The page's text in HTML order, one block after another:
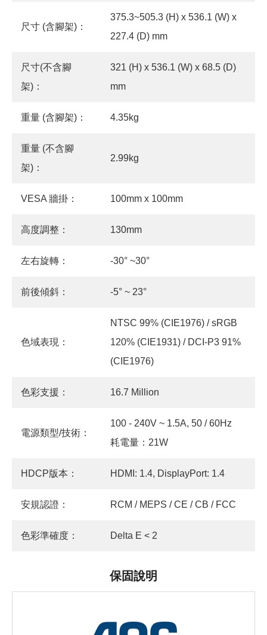
尺寸 (含腳架)：
375.3~505.3 (H) x 536.1 (W) x
227.4 (D) mm
尺寸(不含腳
架)：
321 (H) x 536.1 (W) x 68.5 (D)
mm
重量 (含腳架)： 4.35kg
重量 (不含腳
架)：
2.99kg
VESA 牆掛： 100mm x 100mm
高度調整： 130mm
左右旋轉： -30° ~30°
前後傾斜： -5° ~ 23°
色域表現：
NTSC 99% (CIE1976) / sRGB
120% (CIE1931) / DCI-P3 91%
(CIE1976)
色彩支援： 16.7 Million
電源類型/技術：
100 - 240V ~ 1.5A, 50 / 60Hz
耗電量：21W
HDCP版本： HDMI: 1.4, DisplayPort: 1.4
安規認證： RCM / MEPS / CE / CB / FCC
色彩準確度： Delta E < 2
保固說明